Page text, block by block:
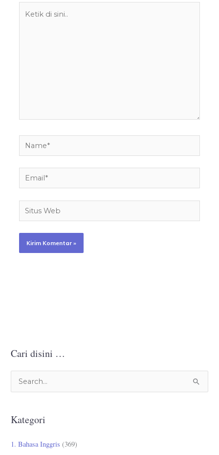
Name*
Email*
Situs
Web
Cari disini …
i
u
Kategori
1. Bahasa Inggris (369)